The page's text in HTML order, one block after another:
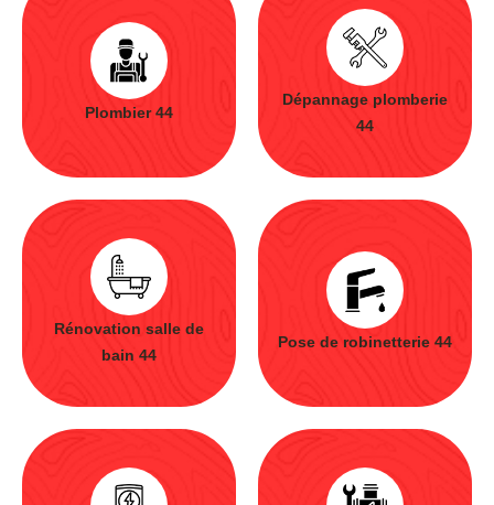
Plombier 44
Dépannage plomberie
44
Rénovation salle de
bain 44
Pose de robinetterie 44